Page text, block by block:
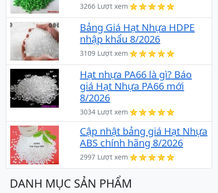
3266 Lượt xem
Bảng Giá Hạt Nhựa HDPE
nhập khẩu 8/2026
3109 Lượt xem
Hạt nhựa PA66 là gì? Báo
giá Hạt Nhựa PA66 mới
8/2026
3034 Lượt xem
Cập nhật bảng giá Hạt Nhựa
ABS chính hãng 8/2026
2997 Lượt xem
DANH MỤC SẢN PHẨM